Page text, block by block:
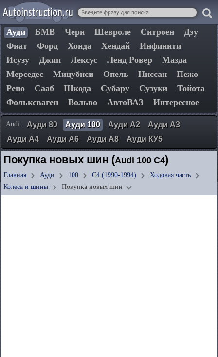
Ауди БМВ Чери Шевроле Ситроен
Дэу
Фиат
Форд Хонда Хендай
Инфинити
Исузу
Джип Лексус Ленд Ровер
Мазда
Мерседес
Мицубиси Опель Ниссан
Пежо
Рено
Сааб Шкода Субару Сузуки
Тойота
Фольксваген
Вольво АвтоВАЗ Интересное
Audi: Ауди 80 Ауди 100 Ауди А2
Ауди А3
Ауди А4
Ауди А6 Ауди А8 Ауди КУ5
Покупка новых шин (Audi 100 C4)
Главная Ауди 100 C4 (1990-1994)
Ходовая часть
Колеса и шины
Покупка новых шин